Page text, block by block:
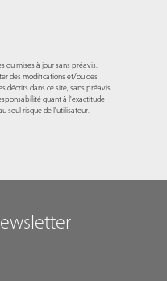
ou mises à jour sans préavis.
des modifications et/ou des
décrits dans ce site, sans préavis
quant à l'exactitude
seul risque de l'utilisateur.